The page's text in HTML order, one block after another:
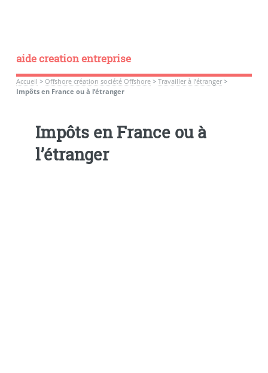
aide creation entreprise
Accueil > Offshore création société Offshore> Travailler à l’étranger>
Impôts en France ou à l’étranger
Impôts en France ou à
l’étranger